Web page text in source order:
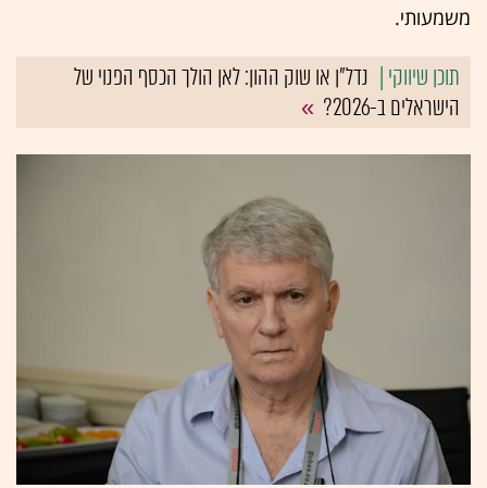
משמעותי.
נדל"ן או שוק ההון: לאן הולך הכסף הפנוי של
הישראלים ב-2026?